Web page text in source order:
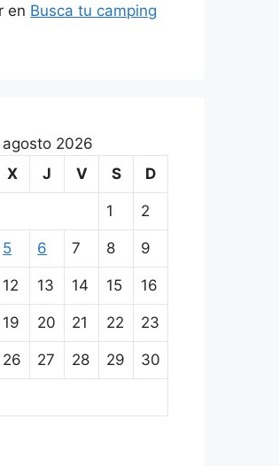
en Busca tu camping
agosto 2026
X J V S D
1 2
5 6 7 8 9
12 13 14 15 16
19 20 21 22 23
26 27 28 29 30